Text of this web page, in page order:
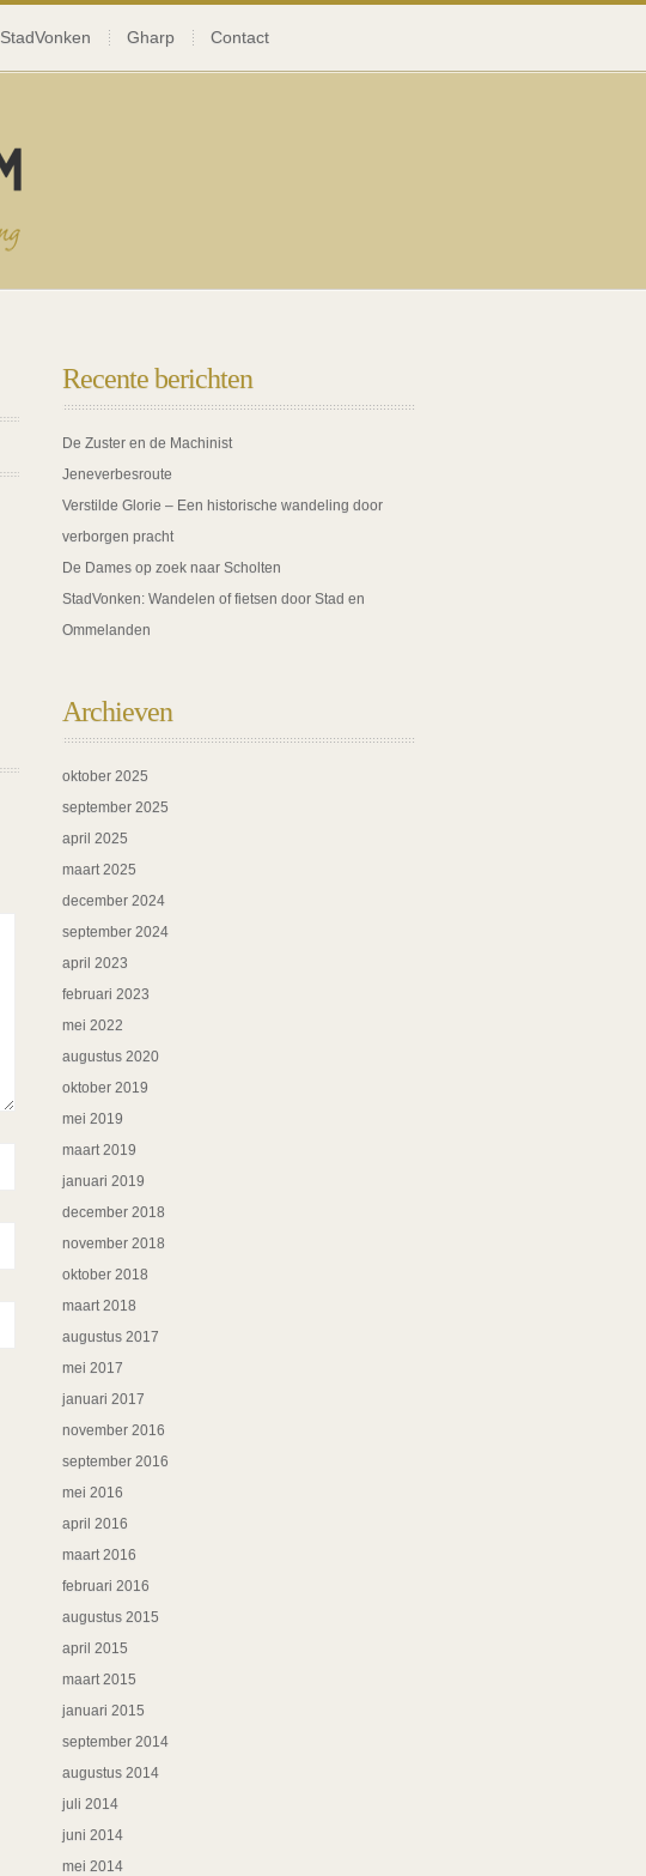
StadVonken Gharp Contact
Recente berichten
De Zuster en de Machinist
Jeneverbesroute
Verstilde Glorie – Een historische wandeling door
verborgen pracht
De Dames op zoek naar Scholten
StadVonken: Wandelen of fietsen door Stad en
Ommelanden
Archieven
oktober 2025
september 2025
april 2025
maart 2025
december 2024
september 2024
april 2023
februari 2023
mei 2022
augustus 2020
oktober 2019
mei 2019
maart 2019
januari 2019
december 2018
november 2018
oktober 2018
maart 2018
augustus 2017
mei 2017
januari 2017
november 2016
september 2016
mei 2016
april 2016
maart 2016
februari 2016
augustus 2015
april 2015
maart 2015
januari 2015
september 2014
augustus 2014
juli 2014
juni 2014
mei 2014